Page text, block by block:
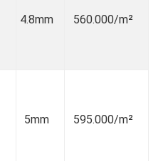
4.8mm 560.000/m²
5mm 595.000/m²